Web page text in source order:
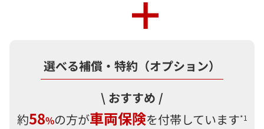
選べる補償・特約（オプション）
\ おすすめ /
約58%の方が車両保険を付帯しています*1